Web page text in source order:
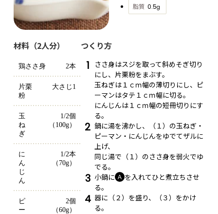
脂質 0.5g
材料（2人分）
鶏ささ身 2本
片栗
粉
大さじ1
玉
ね
ぎ
1/2個
（100g）
に
ん
じ
ん
1/2本
（70g）
ピ
ー
2個
（60g）
つくり方
1
ささ身はスジを取って斜めそぎ切り
にし、片栗粉をまぶす。
玉ねぎは１ｃｍ幅の薄切りにし、ピ
ーマンはタテ１ｃｍ幅に切る。
にんじんは１ｃｍ幅の短冊切りにす
る。
2 鍋に湯を沸かし、（１）の玉ねぎ・
ピーマン・にんじんをゆでてザルに
上げ、
同じ湯で（１）のささ身を弱火でゆ
でる。
3 小鍋に Ａ を入れてひと煮立ちさせ
る。
4 器に（２）を盛り、（３）をかけ
る。